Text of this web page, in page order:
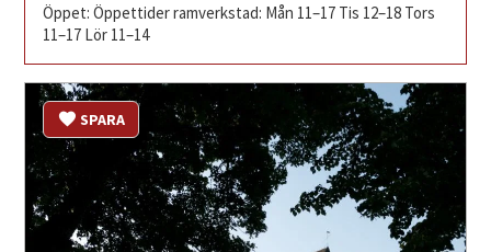
Öppet: Öppettider ramverkstad: Mån 11–17 Tis 12–18 Tors
11–17 Lör 11–14
SPARA